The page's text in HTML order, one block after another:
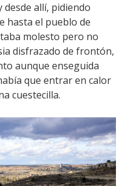
desde allí, pidiendo
hasta el pueblo de
molesto pero no
disfrazado de frontón,
aunque enseguida
que entrar en calor
cuestecilla.